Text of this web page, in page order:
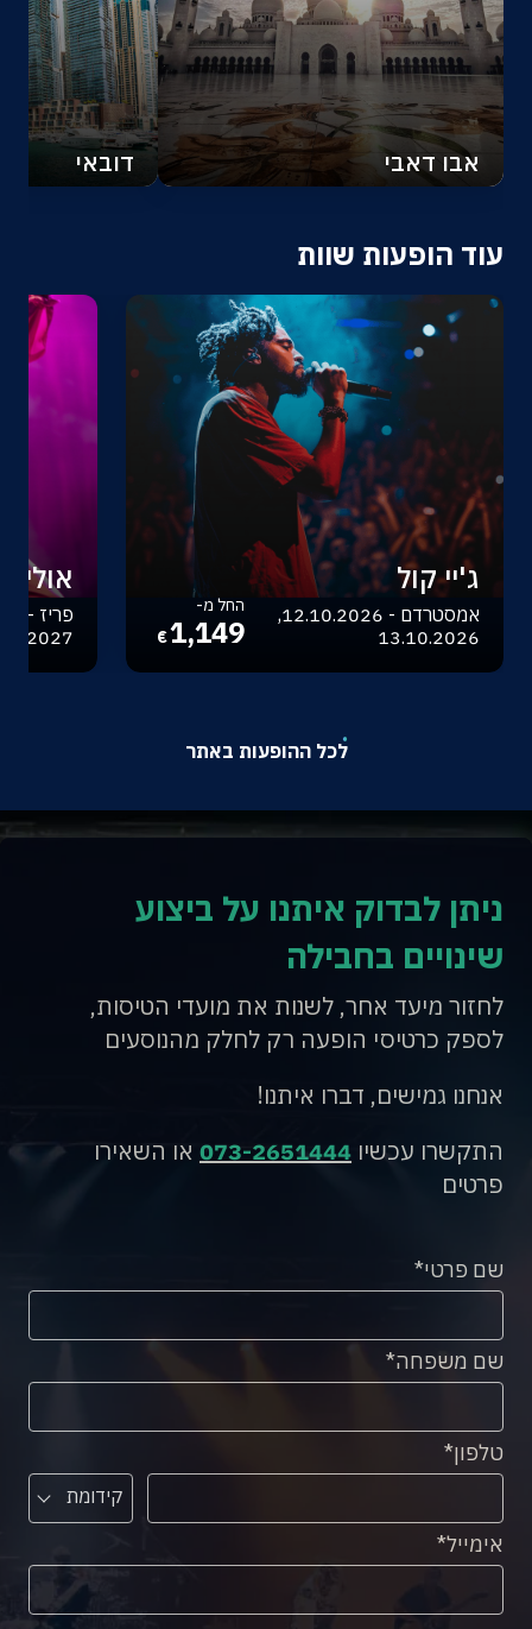
אבו דאבי דובאי
עוד הופעות שוות
ג'יי קול
אמסטרדם - 12.10.2026,
13.10.2026
החל מ-
1,149
€
לכל ההופעות באתר
ניתן לבדוק איתנו על ביצוע
שינויים בחבילה
לחזור מיעד אחר, לשנות את מועדי הטיסות,
לספק כרטיסי הופעה רק לחלק מהנוסעים
אנחנו גמישים, דברו איתנו!
התקשרו עכשיו 073-2651444 או השאירו
פרטים
שם פרטי
שם משפחה
טלפון
קידומת
אימייל